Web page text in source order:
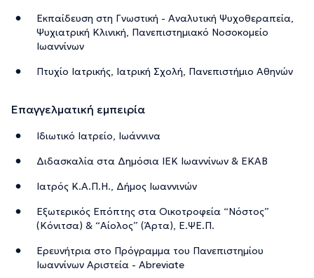
Εκπαίδευση στη Γνωστική - Αναλυτική Ψυχοθεραπεία,
Ψυχιατρική Κλινική, Πανεπιστημιακό Νοσοκομείο
Ιωαννίνων
Πτυχίο Ιατρικής, Ιατρική Σχολή, Πανεπιστήμιο Αθηνών
Επαγγελματική εμπειρία
Ιδιωτικό Ιατρείο, Ιωάννινα
Διδασκαλία στα Δημόσια ΙΕΚ Ιωαννίνων & ΕΚΑΒ
Ιατρός Κ.Α.Π.Η., Δήμος Ιωαννινών
Εξωτερικός Επόπτης στα Οικοτροφεία “Νόστος”
(Κόνιτσα) & “Αίολος” (Άρτα), Ε.ΨΕ.Π.
Ερευνήτρια στο Πρόγραμμα του Πανεπιστημίου
Ιωαννίνων Αριστεία - Abreviate